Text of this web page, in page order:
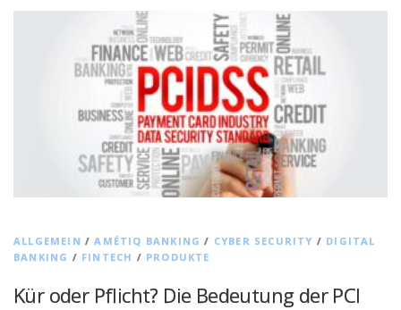
ALLGEMEIN /AMÉTIQ BANKING / CYBER SECURITY / DIGITAL
BANKING / FINTECH / PRODUKTE
Kür oder Pflicht? Die Bedeutung der PCI